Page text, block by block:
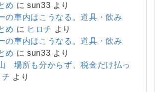
め にsun33 より
の車内はこうなる。道具・飲み
め に ヒロチ より
の車内はこうなる。道具・飲み
め にsun33 より
場所も分からず、税金だけ払っ
チ より